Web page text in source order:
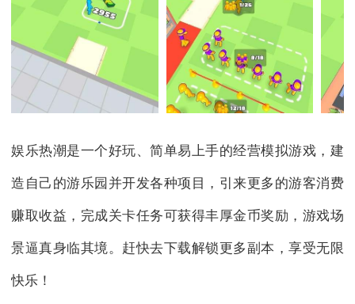
娱乐热潮是一个好玩、简单易上手的经营模拟游戏，建
造自己的游乐园并开发各种项目，引来更多的游客消费
赚取收益，完成关卡任务可获得丰厚金币奖励，游戏场
景逼真身临其境。赶快去下载解锁更多副本，享受无限
快乐！